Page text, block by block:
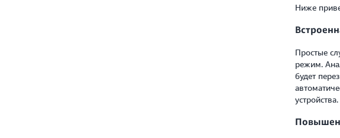
Ниже
Простые
режим.
будет
устройства.